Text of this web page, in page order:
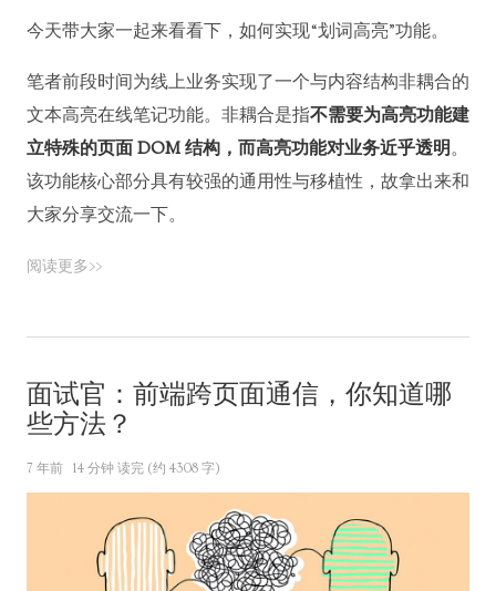
今天带大家一起来看看下，如何实现“划词高亮”功能。
笔者前段时间为线上业务实现了一个与内容结构非耦合的
文本高亮在线笔记功能。非耦合是指不需要为高亮功能建
立特殊的页面 DOM 结构，而高亮功能对业务近乎透明。
该功能核心部分具有较强的通用性与移植性，故拿出来和
大家分享交流一下。
阅读更多>>
面试官：前端跨页面通信，你知道哪
些方法？
7 年前 14 分钟 读完 (约 4308 字)